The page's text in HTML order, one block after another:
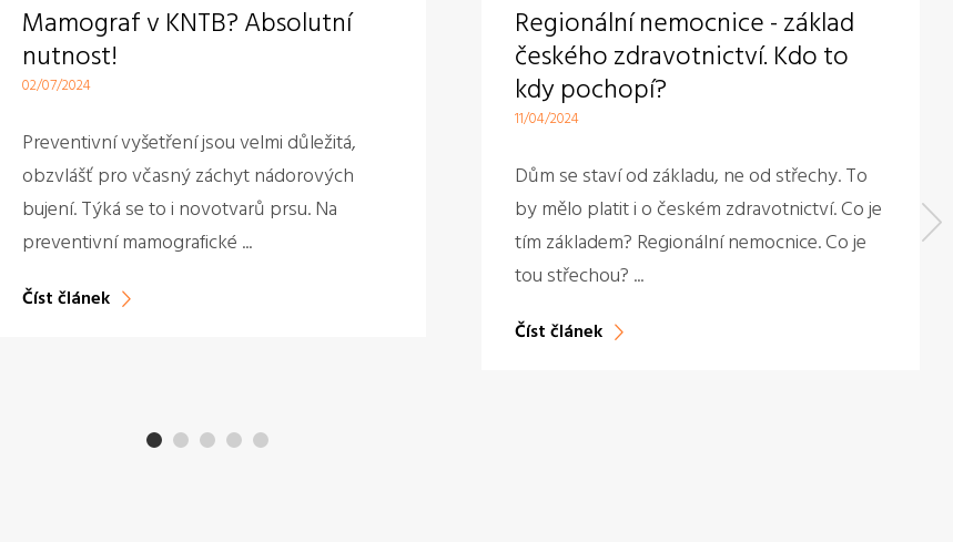
Mamograf v KNTB? Absolutní
nutnost!
02/07/2024
Preventivní vyšetření jsou velmi důležitá,
obzvlášť pro včasný záchyt nádorových
bujení. Týká se to i novotvarů prsu. Na
preventivní mamografické ...
Číst článek
Regionální nemocnice - základ
českého zdravotnictví. Kdo to
kdy pochopí?
11/04/2024
Dům se staví od základu, ne od střechy. To
by mělo platit i o českém zdravotnictví. Co je
tím základem? Regionální nemocnice. Co je
tou střechou? ...
Číst článek